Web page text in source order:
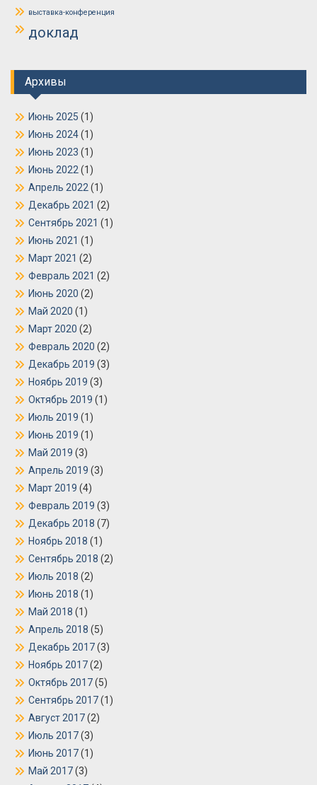
выставка-конференция
доклад
Архивы
Июнь 2025 (1)
Июнь 2024(1)
Июнь 2023 (1)
Июнь 2022 (1)
Апрель 2022 (1)
Декабрь 2021 (2)
Сентябрь 2021 (1)
Июнь 2021 (1)
Март 2021 (2)
Февраль 2021 (2)
Июнь 2020 (2)
Май 2020 (1)
Март 2020 (2)
Февраль 2020 (2)
Декабрь 2019 (3)
Ноябрь 2019 (3)
Октябрь 2019 (1)
Июль 2019 (1)
Июнь 2019 (1)
Май 2019 (3)
Апрель 2019 (3)
Март 2019 (4)
Февраль 2019 (3)
Декабрь 2018 (7)
Ноябрь 2018 (1)
Сентябрь 2018 (2)
Июль 2018 (2)
Июнь 2018 (1)
Май 2018 (1)
Апрель 2018 (5)
Декабрь 2017(3)
Ноябрь 2017(2)
Октябрь 2017(5)
Сентябрь 2017(1)
Август 2017(2)
Июль 2017(3)
Июнь 2017(1)
Май 2017(3)